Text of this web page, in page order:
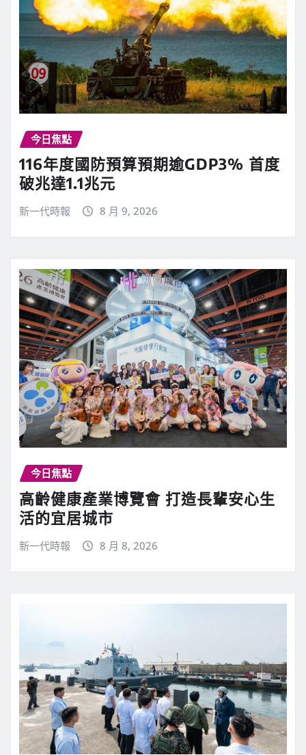
今日焦點
116年度國防預算預期逾GDP3% 首度
破兆達1.1兆元
新一代時報 8 月 9, 2026
今日焦點
高齡健康產業博覽會 打造長輩安心生
活的宜居城市
新一代時報 8 月 8, 2026